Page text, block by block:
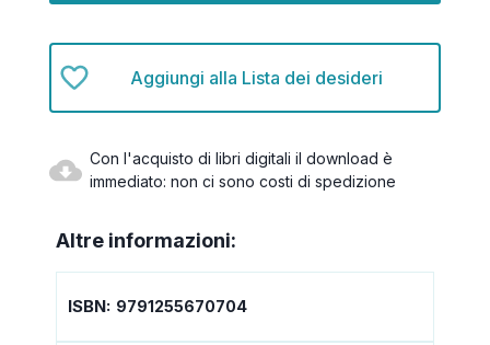
Aggiungi alla Lista dei desideri
Con l'acquisto di libri digitali il download è
immediato: non ci sono costi di spedizione
Altre informazioni:
ISBN: 9791255670704